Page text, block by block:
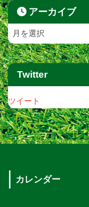
アーカイブ
Twitter
ツイート
カレンダー